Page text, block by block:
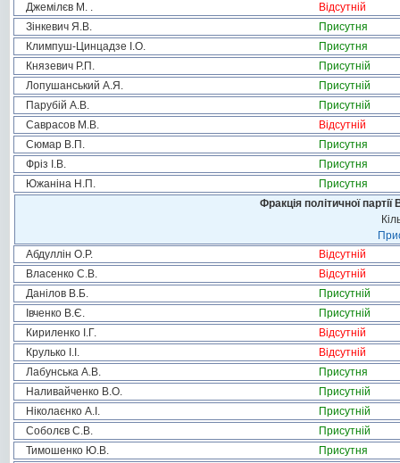
Джемілєв М. .
Відсутній
Зінкевич Я.В.
Присутня
Климпуш-Цинцадзе І.О.
Присутня
Князевич Р.П.
Присутній
Лопушанський А.Я.
Присутній
Парубій А.В.
Присутній
Саврасов М.В.
Відсутній
Сюмар В.П.
Присутня
Фріз І.В.
Присутня
Южаніна Н.П.
Присутня
Фракція політичної
Абдуллін О.Р.
Відсутній
Власенко С.В.
Відсутній
Данілов В.Б.
Присутній
Івченко В.Є.
Присутній
Кириленко І.Г.
Відсутній
Крулько І.І.
Відсутній
Лабунська А.В.
Присутня
Наливайченко В.О.
Присутній
Ніколаєнко А.І.
Присутній
Соболєв С.В.
Присутній
Тимошенко Ю.В.
Присутня